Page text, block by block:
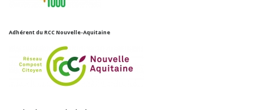
Adhérent du RCC Nouvelle-Aquitaine